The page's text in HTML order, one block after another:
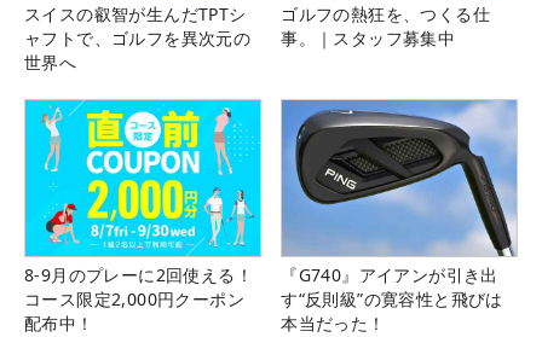
スイスの叡智が生んだTPTシ
ャフトで、ゴルフを異次元の
世界へ
ゴルフの熱狂を、つくる仕
事。｜スタッフ募集中
8-9月のプレーに2回使える！
コース限定2,000円クーポン
配布中！
『G740』アイアンが引き出
す“反則級”の寛容性と飛びは
本当だった！